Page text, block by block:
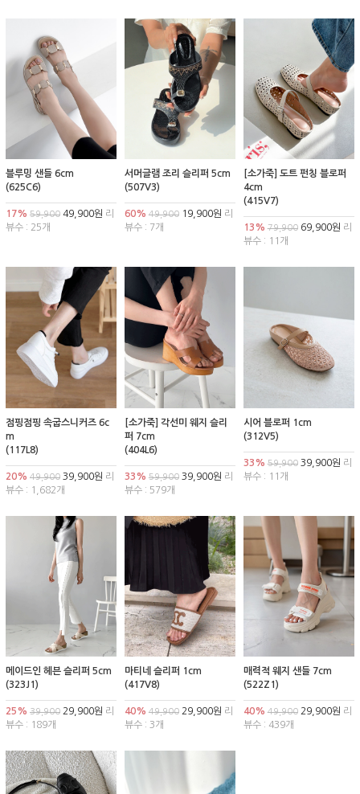
블루밍 샌들 6cm
(625C6)
17% 59,900 49,900원 리
뷰수 : 25개
서머글램 조리 슬리퍼 5cm
(507V3)
60% 49,90019,900원 리
뷰수 : 7개
[소가죽] 도트 펀칭 블로퍼
4cm
(415V7)
13% 79,90069,900원 리
뷰수 : 11개
점핑점핑 속굽스니커즈 6c
m
(117L8)
20% 49,900 39,900원 리
뷰수 : 1,682개
[소가죽] 각선미 웨지 슬리
퍼 7cm
(404L6)
33% 59,90039,900원 리
뷰수 : 579개
시어 블로퍼 1cm
(312V5)
33% 59,90039,900원 리
뷰수 : 11개
메이드인 헤븐 슬리퍼 5cm
(323J1)
25% 39,900 29,900원 리
뷰수 : 189개
마티네 슬리퍼 1cm
(417V8)
40% 49,90029,900원 리
뷰수 : 3개
매력적 웨지 샌들 7cm
(522Z1)
40% 49,90029,900원 리
뷰수 : 439개